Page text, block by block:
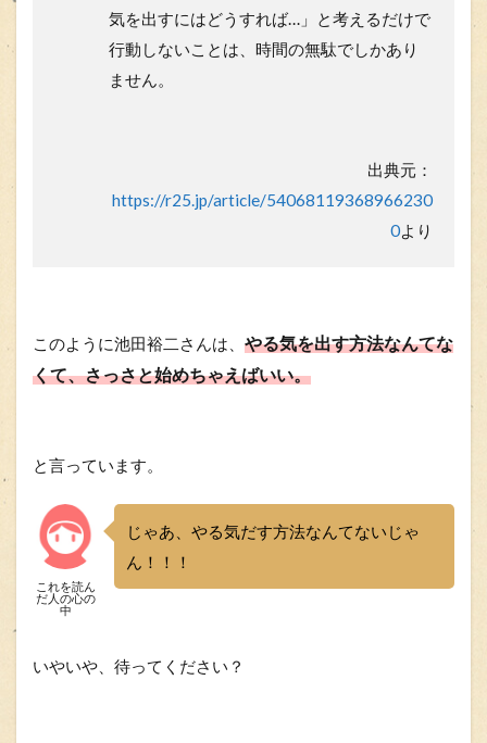
気を出すにはどうすれば…」と考えるだけで
行動しないことは、時間の無駄でしかあり
ません。
出典元：
https://r25.jp/article/54068119368966230
0より
このように池田裕二さんは、 やる気を出す方法なんてな
くて、さっさと始めちゃえばいい。
と言っています。
これを読ん
だ人の心の
中
じゃあ、やる気だす方法なんてないじゃ
ん！！！
いやいや、待ってください？